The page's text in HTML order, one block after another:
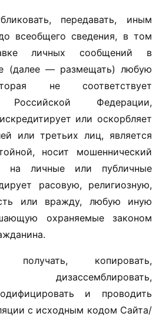
передавать, иным
всеобщего сведения, в том
личных сообщений в
(далее — размещать) любую
не соответствует
Российской Федерации,
или оскорбляет
или третьих лиц, является
носит мошеннический
на личные или публичные
расовую, религиозную,
или вражду, любую иную
охраняемые законом
получать, копировать,
дизассемблировать,
и проводить
с исходным кодом Сайта/